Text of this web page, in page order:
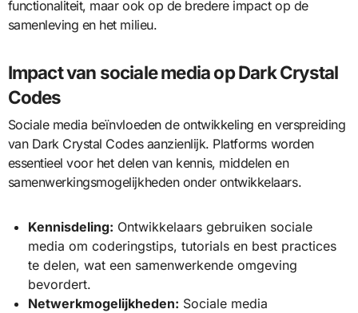
functionaliteit, maar ook op de bredere impact op de
samenleving en het milieu.
Impact van sociale media op Dark Crystal
Codes
Sociale media beïnvloeden de ontwikkeling en verspreiding
van Dark Crystal Codes aanzienlijk. Platforms worden
essentieel voor het delen van kennis, middelen en
samenwerkingsmogelijkheden onder ontwikkelaars.
Kennisdeling: Ontwikkelaars gebruiken sociale
media om coderingstips, tutorials en best practices
te delen, wat een samenwerkende omgeving
bevordert.
Netwerkmogelijkheden: Sociale media